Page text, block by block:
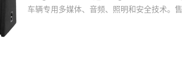
车辆专用多媒体、音频、照明和安全技术。